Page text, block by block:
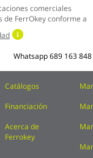
comerciales
de FerrOkey conforme a
Whatsapp689 163 848
Catálogos
Financiación
Acerca de
Ferrokey